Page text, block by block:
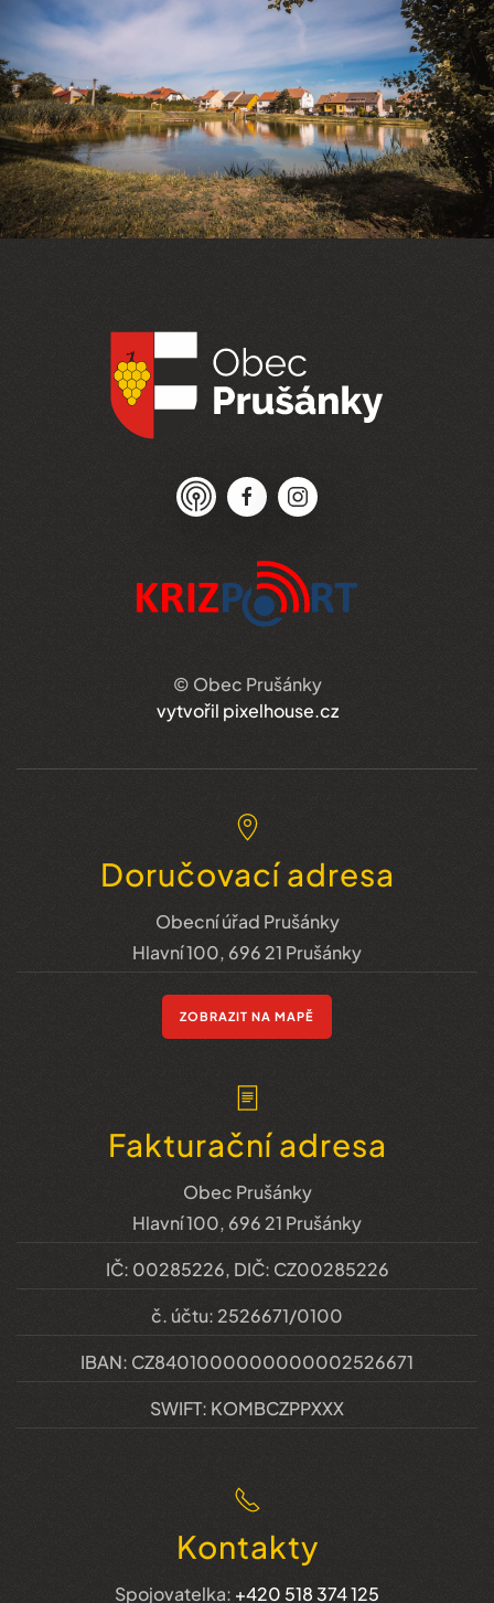
© Obec Prušánky
vytvořil pixelhouse.cz
Doručovací adresa
Obecní úřad Prušánky
Hlavní 100, 696 21 Prušánky
ZOBRAZIT NA MAPĚ
Fakturační adresa
Obec Prušánky
Hlavní 100, 696 21 Prušánky
IČ: 00285226, DIČ: CZ00285226
č. účtu: 2526671/0100
IBAN: CZ8401000000000002526671
SWIFT: KOMBCZPPXXX
Kontakty
Spojovatelka: +420 518 374 125